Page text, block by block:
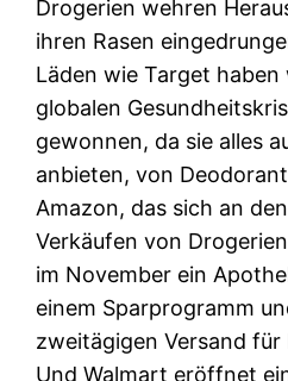
Drogerien wehren
ihren Rasen
Läden wie Target
globalen
gewonnen, da sie alles
anbieten, von
Amazon, das sich an
Verkäufen von
im November ein
einem Sparprogramm
zweitägigen Versand für
Und Walmart eröffnet